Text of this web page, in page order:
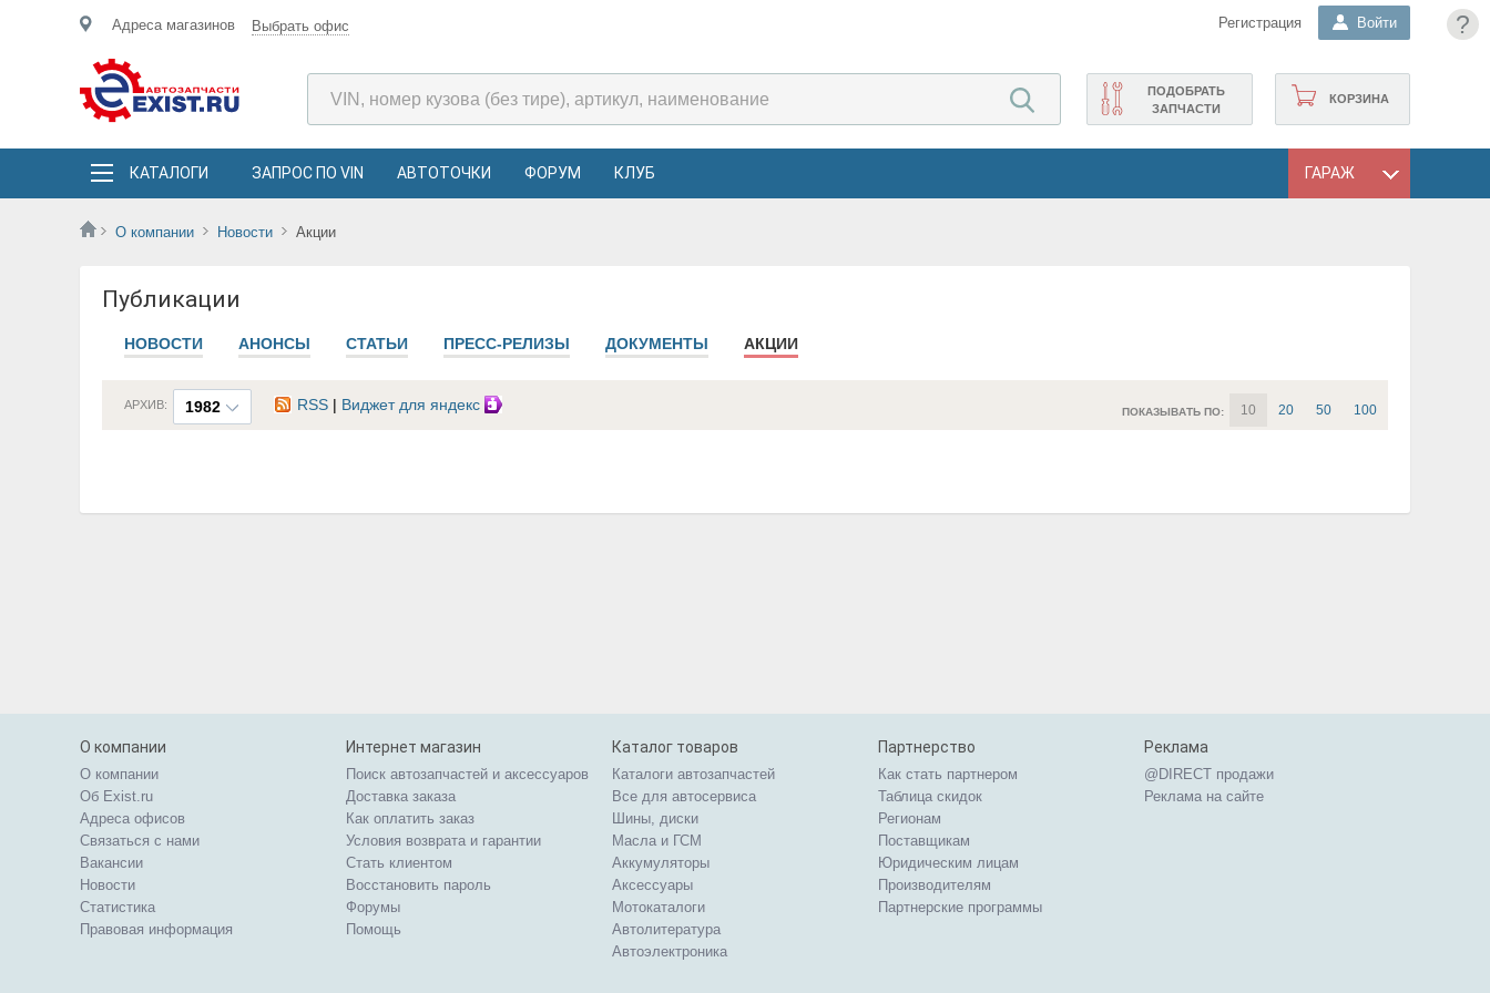
?
Адреса магазинов Выбрать офис Регистрация Войти
КОРЗИНА
ПОДОБРАТЬ
ЗАПЧАСТИ
КАТАЛОГИ ЗАПРОС ПО VIN АВТОТОЧКИ ФОРУМ КЛУБ ГАРАЖ
О компании Новости Акции
Публикации
НОВОСТИ АНОНСЫ СТАТЬИ ПРЕСС-РЕЛИЗЫ ДОКУМЕНТЫ АКЦИИ
1982
АРХИВ: RSS | Виджет для яндекс ПОКАЗЫВАТЬ ПО: 10 20 50 100
О компании
О компании
Об Exist.ru
Адреса офисов
Связаться с нами
Вакансии
Новости
Статистика
Правовая информация
Интернет магазин
Поиск автозапчастей и аксессуаров
Доставка заказа
Как оплатить заказ
Условия возврата и гарантии
Стать клиентом
Восстановить пароль
Форумы
Помощь
Каталог товаров
Каталоги автозапчастей
Все для автосервиса
Шины, диски
Масла и ГСМ
Аккумуляторы
Аксессуары
Мотокаталоги
Автолитература
Автоэлектроника
Партнерство
Как стать партнером
Таблица скидок
Регионам
Поставщикам
Юридическим лицам
Производителям
Партнерские программы
Реклама
@DIRECT продажи
Реклама на сайте